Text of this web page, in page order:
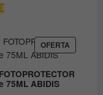
El
precio
es:
14.80€.
OFERTA
EN
75ML ABIDIS